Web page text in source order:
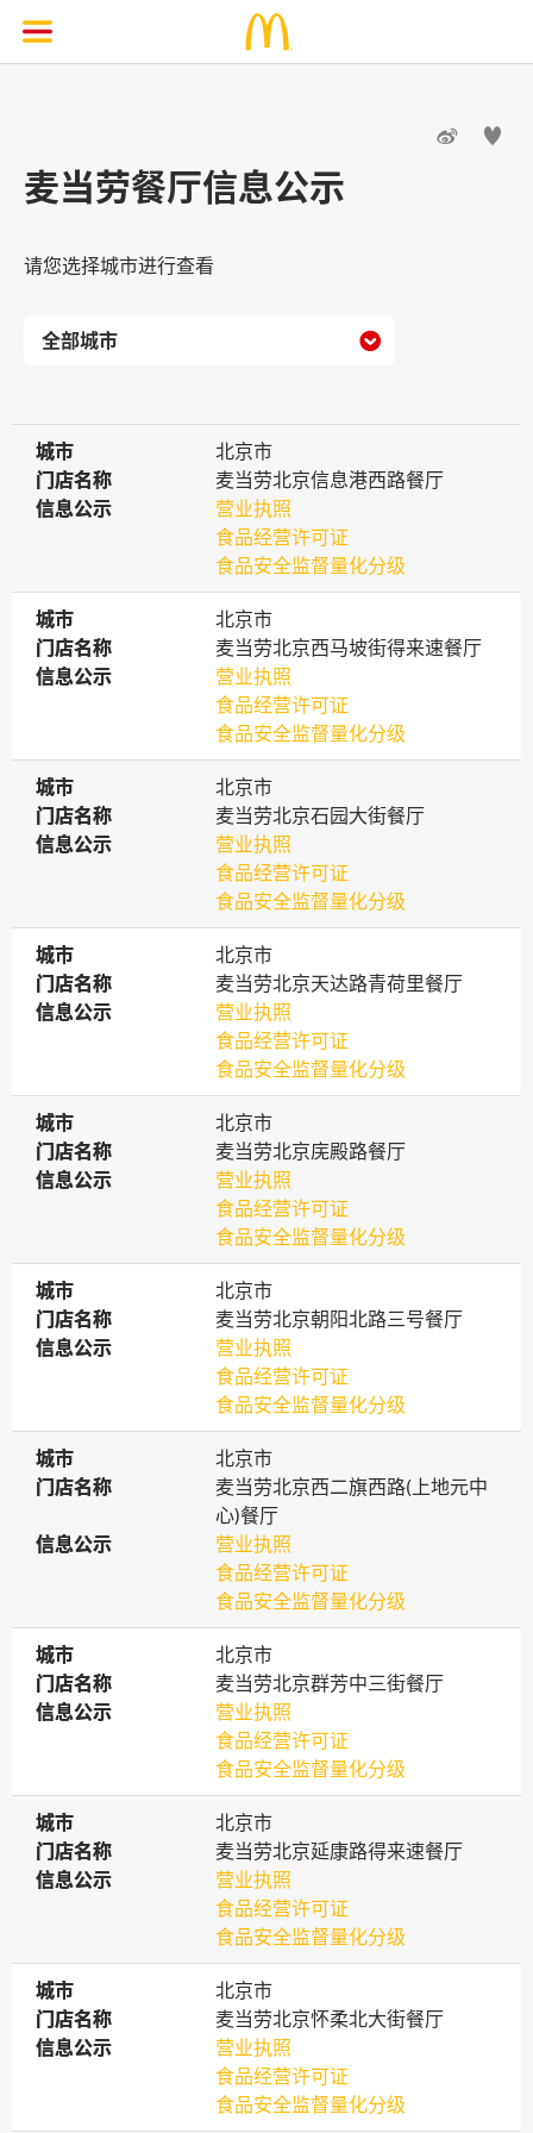
 
麦当劳餐厅信息公示
请您选择城市进行查看

城市
城市
北京市
门店名称
门店名称
麦当劳北京信息港西路餐厅
信息公示
信息公示
营业执照
食品经营许可证
食品安全监督量化分级
城市
城市
北京市
门店名称
门店名称
麦当劳北京西马坡街得来速餐厅
信息公示
信息公示
营业执照
食品经营许可证
食品安全监督量化分级
城市
城市
北京市
门店名称
门店名称
麦当劳北京石园大街餐厅
信息公示
信息公示
营业执照
食品经营许可证
食品安全监督量化分级
城市
城市
北京市
门店名称
门店名称
麦当劳北京天达路青荷里餐厅
信息公示
信息公示
营业执照
食品经营许可证
食品安全监督量化分级
城市
城市
北京市
门店名称
门店名称
麦当劳北京庑殿路餐厅
信息公示
信息公示
营业执照
食品经营许可证
食品安全监督量化分级
城市
城市
北京市
门店名称
门店名称
麦当劳北京朝阳北路三号餐厅
信息公示
信息公示
营业执照
食品经营许可证
食品安全监督量化分级
城市
城市
北京市
门店名称
门店名称
麦当劳北京西二旗西路(上地元中
心)餐厅
信息公示
信息公示
营业执照
食品经营许可证
食品安全监督量化分级
城市
城市
北京市
门店名称
门店名称
麦当劳北京群芳中三街餐厅
信息公示
信息公示
营业执照
食品经营许可证
食品安全监督量化分级
城市
城市
北京市
门店名称
门店名称
麦当劳北京延康路得来速餐厅
信息公示
信息公示
营业执照
食品经营许可证
食品安全监督量化分级
城市
城市
北京市
门店名称
门店名称
麦当劳北京怀柔北大街餐厅
信息公示
信息公示
营业执照
食品经营许可证
食品安全监督量化分级